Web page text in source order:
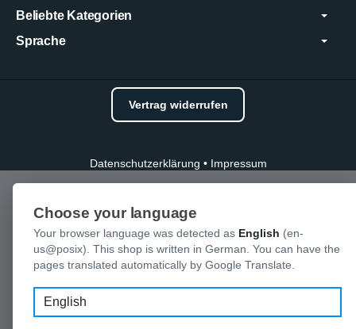
Beliebte Kategorien
Sprache
Vertrag widerrufen
Datenschutzerklärung • Impressum
Choose your language
Your browser language was detected as English (en-
us@posix). This shop is written in German. You can have the
pages translated automatically by Google Translate.
Language